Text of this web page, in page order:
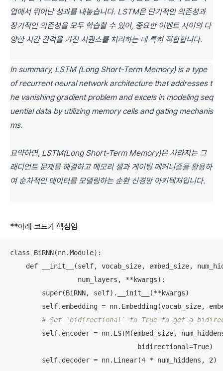
업에서 뛰어난 성과를 내놓습니다. LSTM은 단기적인 의존성과
장기적인 의존성을 모두 학습할 수 있어, 중요한 이벤트 사이의 다
양한 시간 간격을 가진 시퀀스를 처리하는 데 특히 적합합니다.
In summary, LSTM (Long Short-Term Memory) is a type
of recurrent neural network architecture that addresses t
he vanishing gradient problem and excels in modeling seq
uential data by utilizing memory cells and gating mechanis
ms.
요약하면, LSTM(Long Short-Term Memory)은 사라지는 그
래디언트 문제를 해결하고 메모리 셀과 게이팅 메커니즘을 활용하
여 순차적인 데이터를 모델링하는 순환 신경망 아키텍처입니다.
**아래 코드가 핵심임
class BiRNN(nn.Module):
def __init__(self, vocab_size, embed_size,
                 num_layers, **kwargs):
        super(BiRNN, self).__init__(**kwargs)
self.embedding = nn.Embedding(vocab_size,
# Set `bidirectional` to True to get a
self.encoder = nn.LSTM(embed_size,
                                bidirectional=True)
        self.decoder = nn.Linear(4 * num_hiddens, 2)